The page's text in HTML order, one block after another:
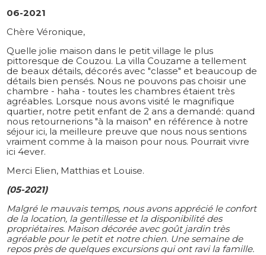
06-2021
Chère Véronique,
Quelle jolie maison dans le petit village le plus
pittoresque de Couzou. La villa Couzame a tellement
de beaux détails, décorés avec "classe" et beaucoup de
détails bien pensés. Nous ne pouvons pas choisir une
chambre - haha - toutes les chambres étaient très
agréables. Lorsque nous avons visité le magnifique
quartier, notre petit enfant de 2 ans a demandé: quand
nous retournerions "à la maison" en référence à notre
séjour ici, la meilleure preuve que nous nous sentions
vraiment comme à la maison pour nous. Pourrait vivre
ici 4ever.
Merci Elien, Matthias et Louise.
(05-2021)
Malgré le mauvais temps, nous avons apprécié le confort
de la location, la gentillesse et la disponibilité des
propriétaires. Maison décorée avec goût jardin très
agréable pour le petit et notre chien. Une semaine de
repos près de quelques excursions qui ont ravi la famille.